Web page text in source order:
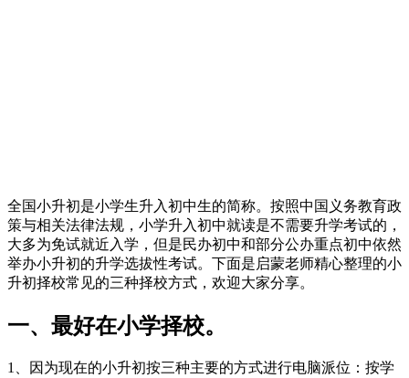
全国小升初是小学生升入初中生的简称。按照中国义务教育政
策与相关法律法规，小学升入初中就读是不需要升学考试的，
大多为免试就近入学，但是民办初中和部分公办重点初中依然
举办小升初的升学选拔性考试。下面是启蒙老师精心整理的小
升初择校常见的三种择校方式，欢迎大家分享。
一、最好在小学择校。
1、因为现在的小升初按三种主要的方式进行电脑派位：按学